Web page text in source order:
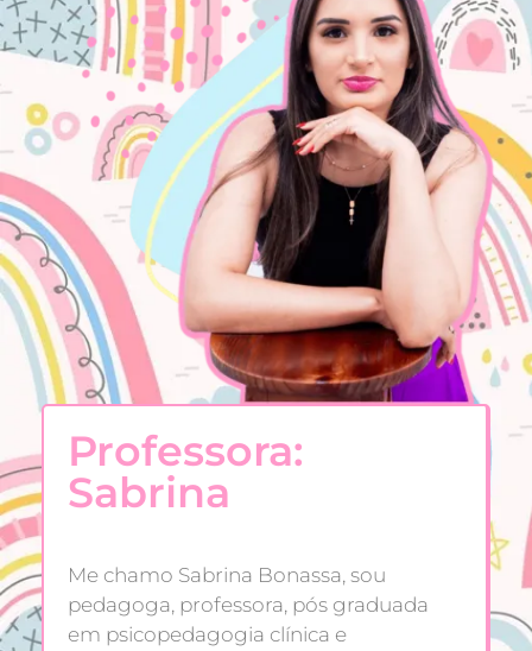
Professora:
Sabrina
Me chamo Sabrina Bonassa, sou
pedagoga, professora, pós graduada
em psicopedagogia clínica e